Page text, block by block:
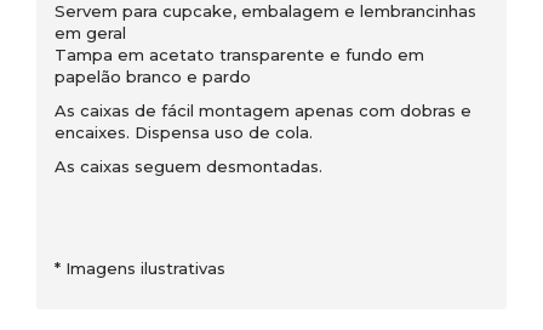
Servem para cupcake, embalagem e lembrancinhas
em geral
Tampa em acetato transparente e fundo em
papelão branco e pardo
As caixas de fácil montagem apenas com dobras e
encaixes. Dispensa uso de cola.
As caixas seguem desmontadas.
* Imagens ilustrativas